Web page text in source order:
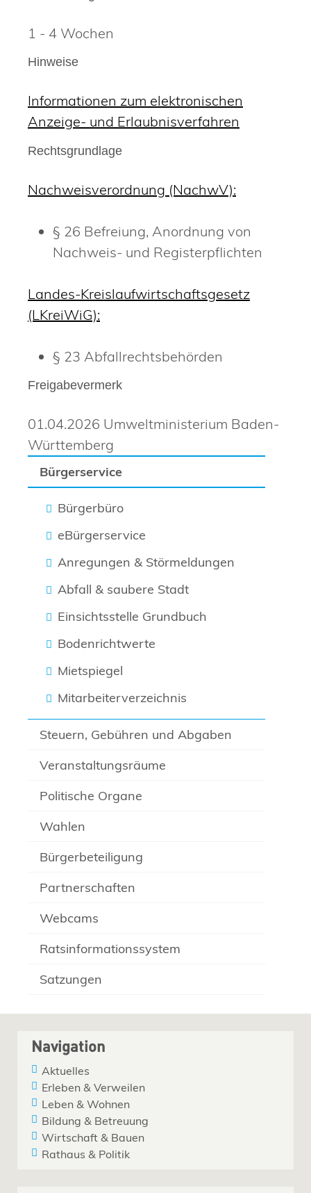
Bürgerservice
Bürgerbüro
eBürgerservice
Anregungen & Störmeldungen
Abfall & saubere Stadt
Einsichtsstelle Grundbuch
Bodenrichtwerte
Mietspiegel
Mitarbeiterverzeichnis
Steuern, Gebühren und Abgaben
Veranstaltungsräume
Politische Organe
Wahlen
Bürgerbeteiligung
Partnerschaften
Webcams
Ratsinformationssystem
Satzungen
1 - 4 Wochen
Hinweise
Informationen zum elektronischen
Anzeige- und Erlaubnisverfahren
Rechtsgrundlage
Nachweisverordnung (NachwV):
§ 26 Befreiung, Anordnung von
Nachweis- und Registerpflichten
Landes-Kreislaufwirtschaftsgesetz
(LKreiWiG):
§ 23 Abfallrechtsbehörden
Freigabevermerk
01.04.2026 Umweltministerium Baden-
Württemberg
Navigation
Aktuelles
Erleben & Verweilen
Leben & Wohnen
Bildung & Betreuung
Wirtschaft & Bauen
Rathaus & Politik